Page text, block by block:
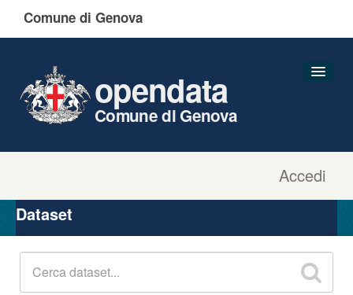
Comune di Genova
Accedi
opendata
Comune di Genova
Organizzazioni
Gruppi
Dataset